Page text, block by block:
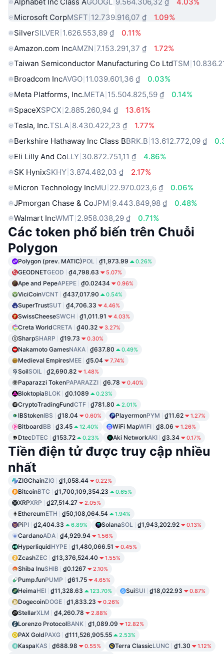
Microsoft CorpMSFT 12.739.916,07 ₫
1.09%
SilverSILVER 1.626.553,89 ₫
0.11%
Amazon.com IncAMZN 7.153.291,37 ₫
1.72%
Taiwan Semiconductor Manufacturing Co LtdTSM
Broadcom IncAVGO 11.039.601,36 ₫
0.03%
Meta Platforms, Inc.META 15.504.825,59 ₫
0.14%
SpaceXSPCX 2.885.260,94 ₫
13.61%
Tesla, Inc.TSLA 8.430.422,23 ₫
1.77%
Berkshire Hathaway Inc Class BBRK.B 13.612.772,09 ₫
Eli Lilly And CoLLY 30.872.751,11 ₫
4.86%
SK HynixSKHY 3.874.482,03 ₫
2.17%
Micron Technology IncMU 22.970.023,6 ₫
0.06%
JPmorgan Chase & CoJPM 9.443.849,98 ₫
0.48%
Walmart IncWMT 2.958.038,29 ₫ 0.71%
Các token phổ biến trên Chuỗi
Polygon
Polygon (prev. MATIC)POL ₫1,973.99 0.26%
GEODNETGEOD ₫4,798.63 5.07%
Ape and PepeAPEPE ₫0.02434 0.96%
ViciCoinVCNT ₫437,017.90 0.54%
SuperTrustSUT ₫4,706.33 4.46%
SwissCheeseSWCH ₫1,011.91 4.03%
Creta WorldCRETA ₫40.32 3.27%
SharpSHARP ₫19.73 0.30%
Nakamoto GamesNAKA ₫637.80 0.49%
Medieval EmpiresMEE ₫5.04 7.74%
SoilSOIL ₫2,690.82 1.48%
Paparazzi TokenPAPARAZZI ₫6.78 0.40%
BloktopiaBLOK ₫0.1089 0.23%
CryptoTradingFundCTF ₫781.80 2.01%
IBStokenIBS ₫18.04 0.60% PlayermonPYM ₫11.62 1.27%
BitboardBB ₫3.45 12.40% WiFi MapWIFI ₫8.06 1.26%
DtecDTEC ₫153.72 0.23% Aki NetworkAKI ₫3.34 0.17%
Tiền điện tử được truy cập nhiều
nhất
ZIGChainZIG ₫1,058.44 0.22%
BitcoinBTC ₫1,700,109,354.23 0.65%
XRPXRP ₫27,514.27 2.05%
EthereumETH ₫50,108,064.54 1.94%
PiPI ₫2,404.33 6.89% SolanaSOL ₫1,943,202.92 0.13%
CardanoADA ₫4,929.94 1.56%
HyperliquidHYPE ₫1,480,066.51 0.45%
ZcashZEC ₫13,376,524.40 1.55%
Shiba InuSHIB ₫0.1267 2.10%
Pump.funPUMP ₫61.75 4.65%
HeimaHEI ₫11,328.63 123.70% SuiSUI ₫18,022.93 0.87%
DogecoinDOGE ₫1,833.23 0.26%
StellarXLM ₫4,260.78 2.88%
Lorenzo ProtocolBANK ₫1,089.09 12.82%
PAX GoldPAXG ₫111,526,905.55 2.53%
KaspaKAS ₫688.98 0.55% Terra ClassicLUNC ₫1.30 1.12%